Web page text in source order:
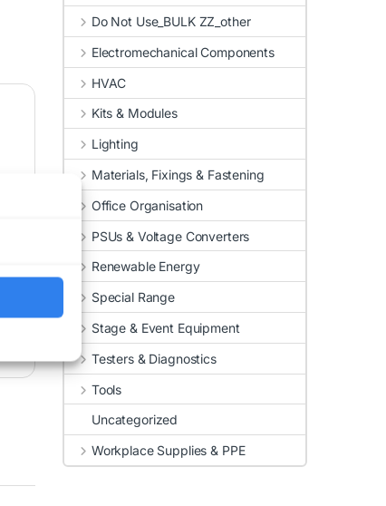
Do Not Use_BULK ZZ_other
Electromechanical Components
HVAC
Kits & Modules
Lighting
Materials, Fixings & Fastening
Office Organisation
PSUs & Voltage Converters
Renewable Energy
Special Range
Stage & Event Equipment
Testers & Diagnostics
Tools
Uncategorized
Workplace Supplies & PPE